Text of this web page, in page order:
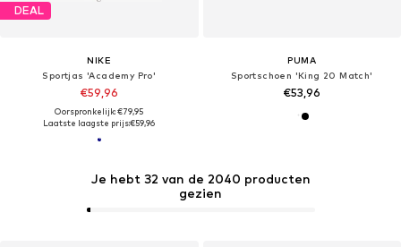
DEAL
NIKE
Sportjas 'Academy Pro'
€59,96
Oorspronkelijk: €79,95
Laatste laagste prijs:€59,96
PUMA
Sportschoen 'King 20 Match'
€53,96
Je hebt 32 van de 2040 producten
gezien